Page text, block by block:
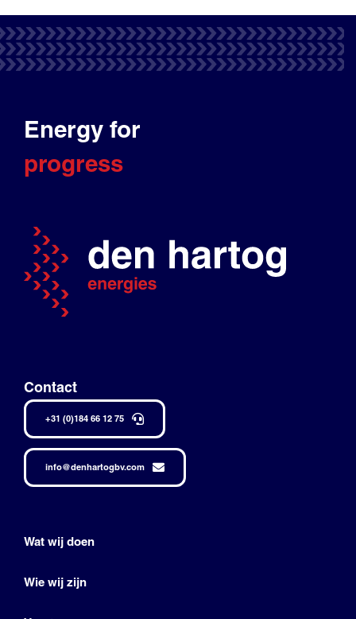
Energy for
progress
Contact
+31 (0)184 66 12 75
info@denhartogbv.com
Wat wij doen
Wie wij zijn